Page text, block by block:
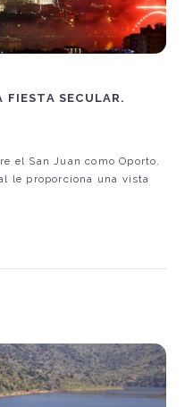
SECULAR.
el San Juan como Oporto.
le proporciona una vista